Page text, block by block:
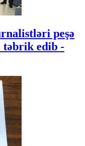
peşə
təbrik edib -